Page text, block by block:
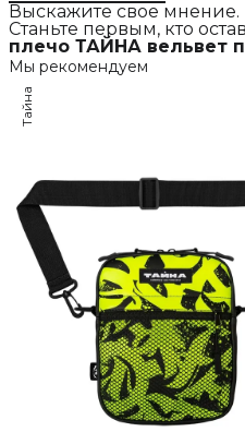
Выскажите свое мнение.
Станьте первым, кто
плечо ТАЙНА вельвет
Мы рекомендуем
Тайна